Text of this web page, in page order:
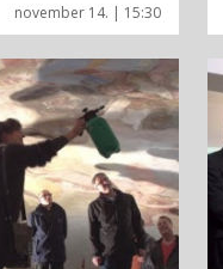
november 14. | 15:30